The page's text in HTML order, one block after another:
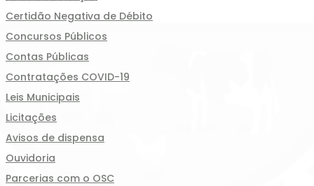
Certidão Negativa de Débito
Concursos Públicos
Contas Públicas
Contratações COVID-19
Leis Municipais
Licitações
Avisos de dispensa
Ouvidoria
Parcerias com o OSC